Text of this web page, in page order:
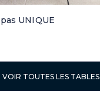
UNIQUE
VOIR TOUTES LES TABLES